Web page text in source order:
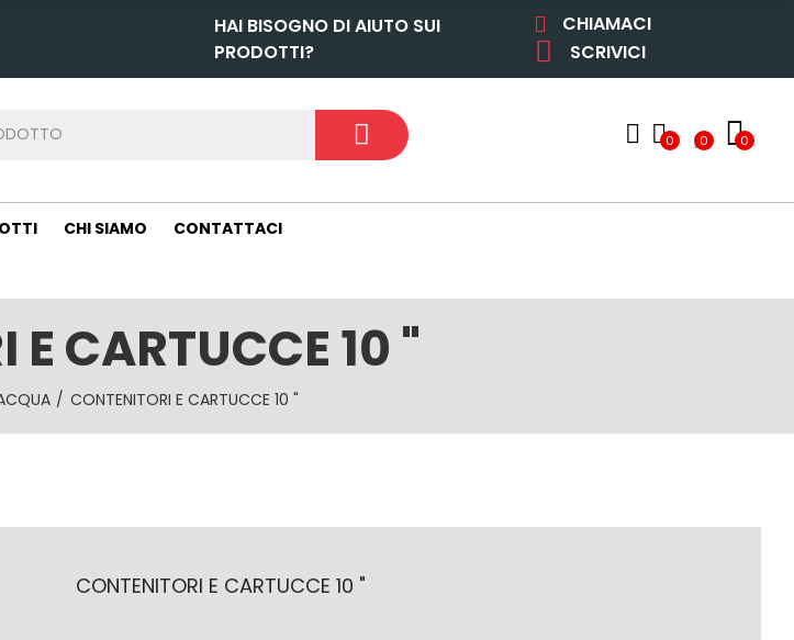
HAI BISOGNO DI AIUTO SUI
PRODOTTI?
CHIAMACI
SCRIVICI
0 0 0
CHI SIAMO CONTATTACI
E CARTUCCE 10 "
CONTENITORI E CARTUCCE 10 "
CONTENITORI E CARTUCCE 10 "